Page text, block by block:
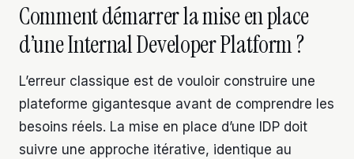
Comment démarrer la mise en place
d’une Internal Developer Platform ?
L’erreur classique est de vouloir construire une
plateforme gigantesque avant de comprendre les
besoins réels. La mise en place d’une IDP doit
suivre une approche itérative, identique au